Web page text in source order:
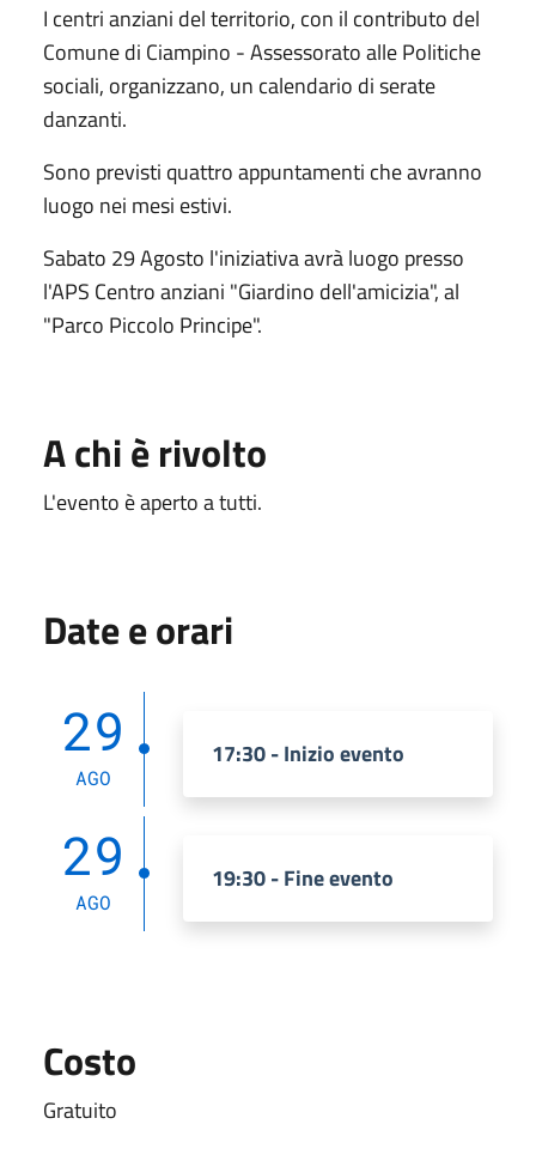
I centri anziani del territorio, con il contributo del
Comune di Ciampino - Assessorato alle Politiche
sociali, organizzano, un calendario di serate
danzanti.
Sono previsti quattro appuntamenti che avranno
luogo nei mesi estivi.
Sabato 29 Agosto l'iniziativa avrà luogo presso
l'APS Centro anziani "Giardino dell'amicizia", al
"Parco Piccolo Principe".
A chi è rivolto
L'evento è aperto a tutti.
Date e orari
29
AGO
17:30 - Inizio evento
29
AGO
19:30 - Fine evento
Costo
Gratuito